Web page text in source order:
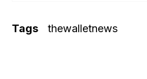
Tags thewalletnews